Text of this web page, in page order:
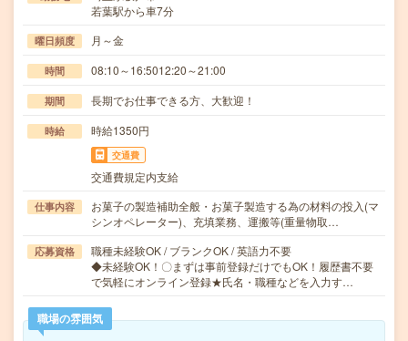
若葉駅から車7分
曜日頻度 月～金
時間 08:10～16:5012:20～21:00
期間 長期でお仕事できる方、大歓迎！
時給 時給1350円
交通費
交通費規定内支給
仕事内容
お菓子の製造補助全般・お菓子製造する為の材料の投入(マ
シンオペレーター)、充填業務、運搬等(重量物取…
応募資格
職種未経験OK / ブランクOK / 英語力不要
◆未経験OK！〇まずは事前登録だけでもOK！履歴書不要
で気軽にオンライン登録★氏名・職種などを入力す…
職場の雰囲気